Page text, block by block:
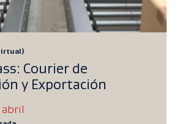
Courier de
y Exportación
abril